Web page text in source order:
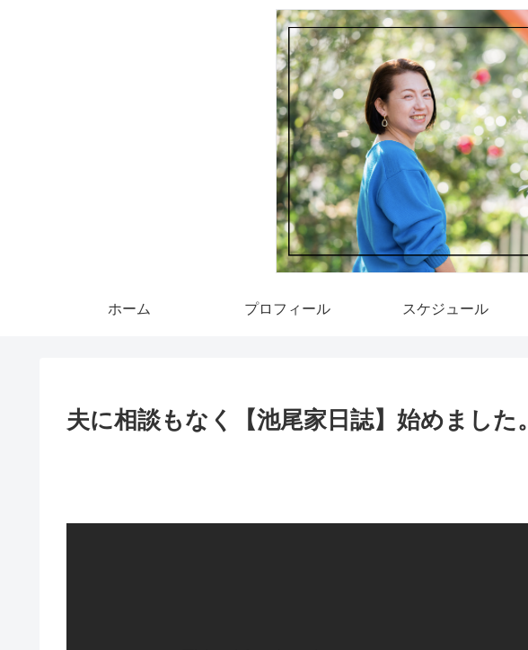
ホーム プロフィール スケジュール
夫に相談もなく【池尾家日誌】始めました。